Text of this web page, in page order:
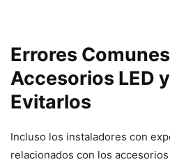
Errores
Accesorios LED
Evitarlos
Incluso los instaladores con
relacionados con los